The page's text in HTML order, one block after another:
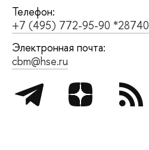
Телефон:
+7 (495) 772-95-90 *28740
Электронная почта:
cbm@hse.ru